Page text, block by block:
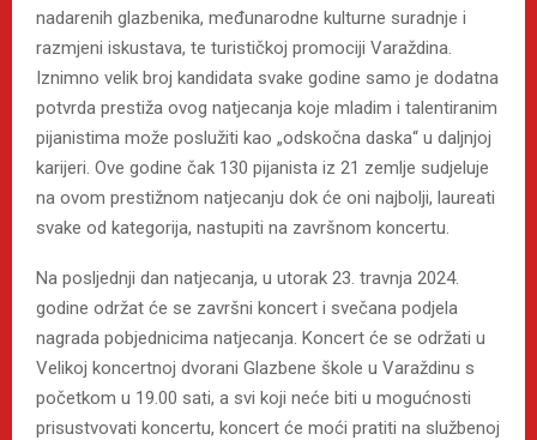
nadarenih glazbenika, međunarodne kulturne suradnje i
razmjeni iskustava, te turističkoj promociji Varaždina.
Iznimno velik broj kandidata svake godine samo je dodatna
potvrda prestiža ovog natjecanja koje mladim i talentiranim
pijanistima može poslužiti kao „odskočna daska“ u daljnjoj
karijeri. Ove godine čak 130 pijanista iz 21 zemlje sudjeluje
na ovom prestižnom natjecanju dok će oni najbolji, laureati
svake od kategorija, nastupiti na završnom koncertu.
Na posljednji dan natjecanja, u utorak 23. travnja 2024.
godine održat će se završni koncert i svečana podjela
nagrada pobjednicima natjecanja. Koncert će se održati u
Velikoj koncertnoj dvorani Glazbene škole u Varaždinu s
početkom u 19.00 sati, a svi koji neće biti u mogućnosti
prisustvovati koncertu, koncert će moći pratiti na službenoj